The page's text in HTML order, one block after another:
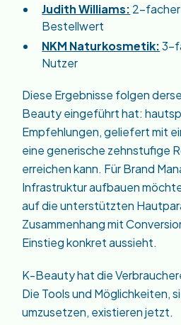
Judith Williams: 2-
Bestellwert
NKM Naturkosmetik:3-
Nutzer
Diese Ergebnisse folgen
Beauty eingeführt hat:
Empfehlungen, geliefert mit
eine generische zehnstufige
erreichen kann. Für Brand
Infrastruktur aufbauen
auf die unterstützten
Zusammenhang mit
Einstieg konkret aussieht.
K-Beauty hat die
Die Tools und Möglichkeiten,
umzusetzen, existieren jetzt.